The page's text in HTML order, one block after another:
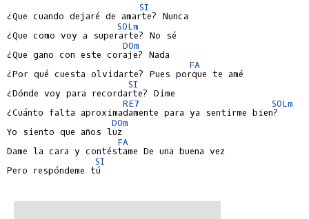
SI
¿Que cuando dejaré de amarte? Nunca
SOLm
¿Que como voy a superarte? No sé
DOm
¿Que gano con este coraje? Nada
FA
¿Por qué cuesta olvidarte? Pues porque te amé
SI
¿Dónde voy para recordarte? Dime
RE7
SOLm
¿Cuánto falta aproximadamente para ya sentirme bien?
DOm
Yo siento que años luz
FA
Dame la cara y contéstame De una buena vez
SI
Pero respóndeme tú